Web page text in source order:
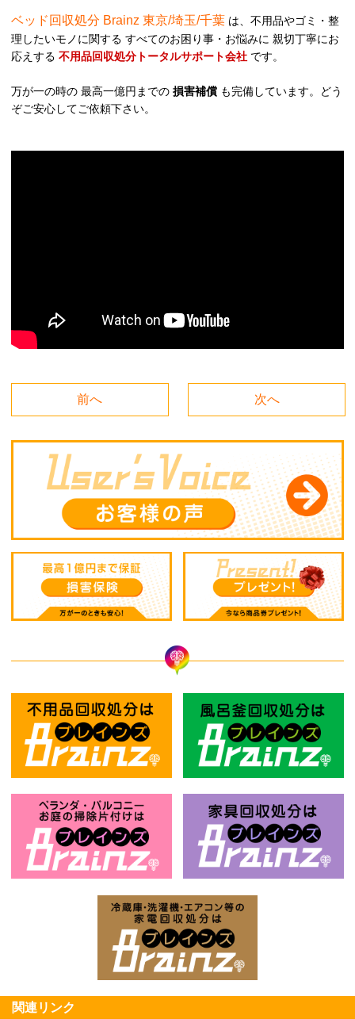
ベッド回収処分 Brainz 東京/埼玉/千葉 は、不用品やゴミ・整
理したいモノに関する すべてのお困り事・お悩みに 親切丁寧にお
応えする 不用品回収処分トータルサポート会社 です。
万が一の時の 最高一億円までの 損害補償 も完備しています。どう
ぞご安心してご依頼下さい。
前へ 次へ
関連リンク